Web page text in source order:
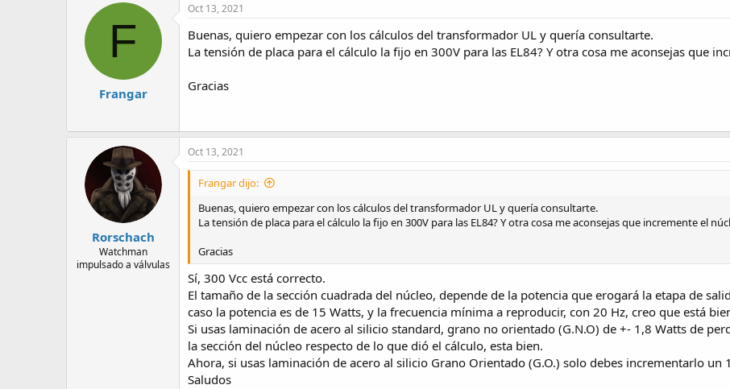
F
Frangar
Oct 13, 2021
Buenas, quiero empezar con los cálculos del transformador UL y quería consultarte.
La tensión de placa para el cálculo la fijo en 300V para las EL84? Y otra cosa me aconsejas que
Gracias
Rorschach
Watchman
impulsado a válvulas
Oct 13, 2021
Frangar dijo:
Buenas, quiero empezar con los cálculos del transformador UL y quería consultarte.
La tensión de placa para el cálculo la fijo en 300V para las EL84? Y otra cosa me aconsejas que incremente el
Gracias
Sí, 300 Vcc está correcto.
El tamaño de la sección cuadrada del núcleo, depende de la potencia que erogará la etapa de
caso la potencia es de 15 Watts, y la frecuencia mínima a reproducir, con 20 Hz, creo que está
Si usas laminación de acero al silicio standard, grano no orientado (G.N.O) de +- 1,8 Watts de
la sección del núcleo respecto de lo que dió el cálculo, esta bien.
Ahora, si usas laminación de acero al silicio Grano Orientado (G.O.) solo debes incrementarlo un
Saludos